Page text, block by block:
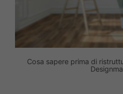
Cosa sapere prima di